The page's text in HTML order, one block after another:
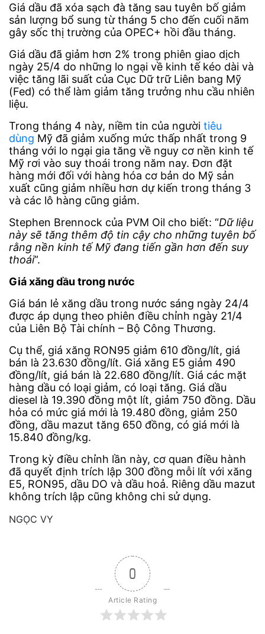
Giá dầu đã xóa sạch đà tăng sau tuyên bố giảm
sản lượng bổ sung từ tháng 5 cho đến cuối năm
gây sốc thị trường của OPEC+ hồi đầu tháng.
Giá dầu đã giảm hơn 2% trong phiên giao dịch
ngày 25/4 do những lo ngại về kinh tế kéo dài và
việc tăng lãi suất của Cục Dữ trữ Liên bang Mỹ
(Fed) có thể làm giảm tăng trưởng nhu cầu nhiên
liệu.
Trong tháng 4 này, niềm tin của người tiêu
dùng Mỹ đã giảm xuống mức thấp nhất trong 9
tháng với lo ngại gia tăng về nguy cơ nền kinh tế
Mỹ rơi vào suy thoái trong năm nay. Đơn đặt
hàng mới đối với hàng hóa cơ bản do Mỹ sản
xuất cũng giảm nhiều hơn dự kiến trong tháng 3
và các lô hàng cũng giảm.
Stephen Brennock của PVM Oil cho biết: “Dữ liệu
này sẽ tăng thêm độ tin cậy cho những tuyên bố
rằng nền kinh tế Mỹ đang tiến gần hơn đến suy
thoái”.
Giá xăng dầu trong nước
Giá bán lẻ xăng dầu trong nước sáng ngày 24/4
được áp dụng theo phiên điều chỉnh ngày 21/4
của Liên Bộ Tài chính – Bộ Công Thương.
Cụ thể, giá xăng RON95 giảm 610 đồng/lít, giá
bán là 23.630 đồng/lít. Giá xăng E5 giảm 490
đồng/lít, giá bán là 22.680 đồng/lít. Giá các mặt
hàng dầu có loại giảm, có loại tăng. Giá dầu
diesel là 19.390 đồng một lít, giảm 750 đồng. Dầu
hỏa có mức giá mới là 19.480 đồng, giảm 250
đồng, dầu mazut tăng 650 đồng, có giá mới là
15.840 đồng/kg.
Trong kỳ điều chỉnh lần này, cơ quan điều hành
đã quyết định trích lập 300 đồng mỗi lít với xăng
E5, RON95, dầu DO và dầu hoả. Riêng dầu mazut
không trích lập cũng không chi sử dụng.
NGỌC VY
0
Article Rating